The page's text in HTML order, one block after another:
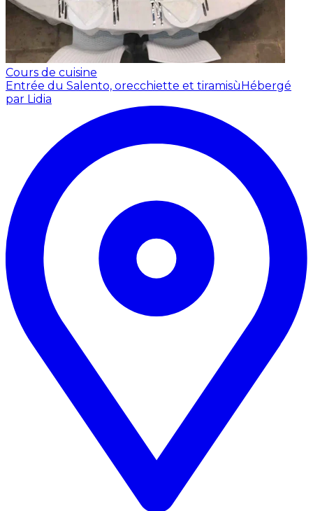
Cours de cuisine
Entrée du Salento, orecchiette et tiramisù Hébergé
par Lidia